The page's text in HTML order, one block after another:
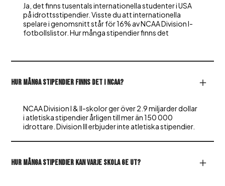
Ja, det finns tusentals internationella studenter i USA
på idrottsstipendier. Visste du att internationella
spelare i genomsnitt står för 16% av NCAA Division I-
fotbollslistor. Hur många stipendier finns det
Hur många stipendier finns det i NCAA?
NCAA Division I & II-skolor ger över 2.9 miljarder dollar
i atletiska stipendier årligen till mer än 150 000
idrottare. Division III erbjuder inte atletiska stipendier.
Hur många stipendier kan varje skola ge ut?